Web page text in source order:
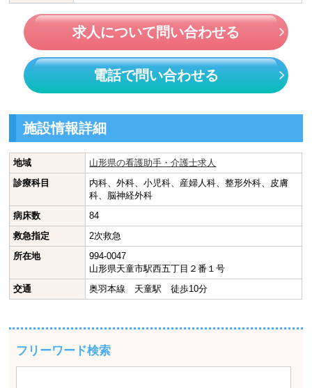
求人について問い合わせる
電話で問い合わせる
施設情報詳細
地域
山形県の看護助手・介護士求人
診療科目
内科、外科、小児科、産婦人科、整形外科、皮膚
科、脳神経外科
病床数
84
救急指定
2次救急
所在地
994-0047
山形県天童市駅西五丁目２番１号
交通
奥羽本線 天童駅 徒歩10分
フリーワード検索